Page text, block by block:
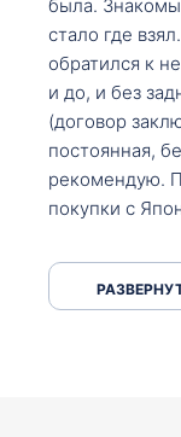
была.
стало где
обратился к
и до, и без
(договор
постоянная,
рекомендую.
покупки с
что
приехал за